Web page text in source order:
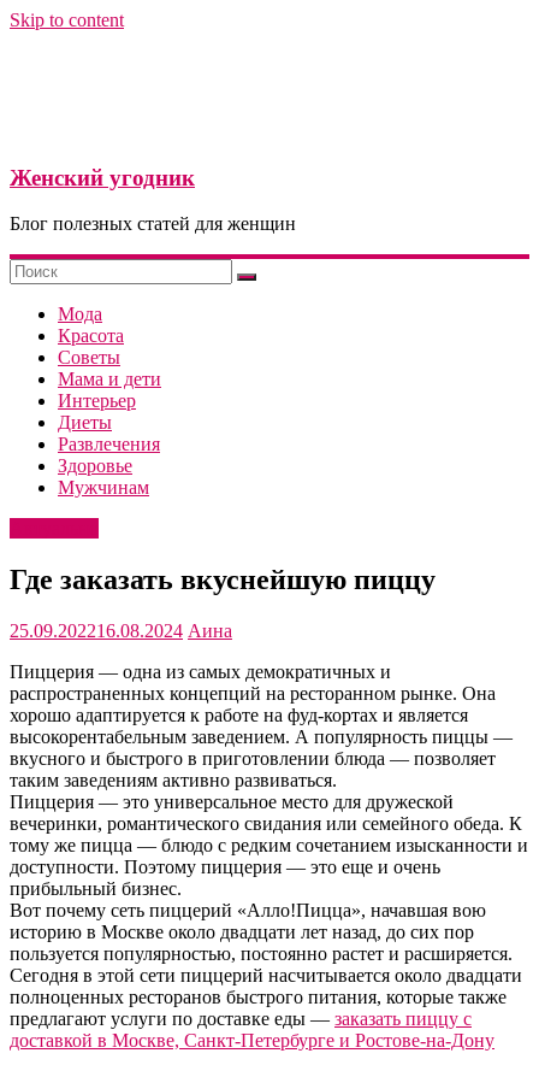
Skip to content
Женский угодник
Блог полезных статей для женщин
Мода
Красота
Советы
Мама и дети
Интерьер
Диеты
Развлечения
Здоровье
Мужчинам
Где заказать вкуснейшую пиццу
25.09.202216.08.2024 Аина
Пиццерия — одна из самых демократичных и
распространенных концепций на ресторанном рынке. Она
хорошо адаптируется к работе на фуд-кортах и является
высокорентабельным заведением. А популярность пиццы —
вкусного и быстрого в приготовлении блюда — позволяет
таким заведениям активно развиваться.
Пиццерия — это универсальное место для дружеской
вечеринки, романтического свидания или семейного обеда. К
тому же пицца — блюдо с редким сочетанием изысканности и
доступности. Поэтому пиццерия — это еще и очень
прибыльный бизнес.
Вот почему сеть пиццерий «Алло!Пицца», начавшая вою
историю в Москве около двадцати лет назад, до сих пор
пользуется популярностью, постоянно растет и расширяется.
Сегодня в этой сети пиццерий насчитывается около двадцати
полноценных ресторанов быстрого питания, которые также
предлагают услуги по доставке еды — заказать пиццу с
доставкой в Москве, Санкт-Петербурге и Ростове-на-Дону